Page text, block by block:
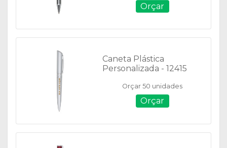
Orçar
Caneta Plástica
Personalizada - 12415
Orçar 50 unidades
Orçar